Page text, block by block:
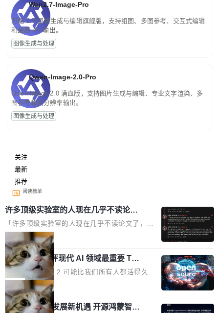
Wan2.7-Image-Pro
万相 2.7 图像生成与编辑旗舰版，支持组图、多图参考、交互式编辑
和最高 4K 输出。
图像生成与处理
Qwen-Image-2.0-Pro
Qwen-Image-2.0 满血版，支持图片生成与编辑、专业文字渲染、多
图参考和高分辨率输出。
图像生成与处理
关注
最新
推荐
阅读榜单
许多顶级实验室的人现在几乎不读论文
了
「许多顶级实验室的人现在几乎不读论文了，而
且他们认为 ICLR/ICML/NeurIPS 充斥着大量过
度宣传和欺诈。」 OpenAI 研究员 Keller Jorda
n 这条推文引发了广泛讨论。他不是在说风凉
话，他是说出了一个圈内人尽皆知但很少公开捅
破的事实。 Jordan 随后补充了一句软化声明：
「我不认为这些会议上大部分论文都在过度宣传
或造假。问题是，作为读者，如果你筛选出那些
局
xAI 前工程师评现代 AI 领域最重要 Top
3 开源项目
Flash Attention 2 可能比我们所有人都活得久。
这句话不是来自某个技术博客，而是出自 Hieu
Pham 的一条推文。Hieu Pham 是谁？他是 xAI
的早期工程师之一，在 Grok 训练基础设施团队
局
共商智能硬件发展新机遇 开源鸿蒙智能